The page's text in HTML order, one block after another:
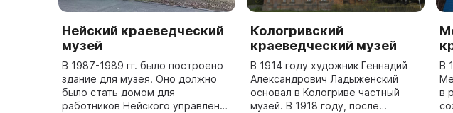
Нейский краеведческий
музей
В 1987-1989 гг. было построено
здание для музея. Оно должно
было стать домом для
работников Нейского управления
Кологривский
краеведческий музей
В 1914 году художник Геннадий
Александрович Ладыженский
основал в Кологриве частный
музей. В 1918 году, после
В
в